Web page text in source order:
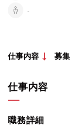
-
仕事内容 募
仕事内容
職務詳細